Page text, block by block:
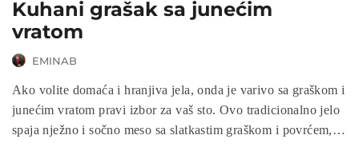
Kuhani grašak sa junećim
vratom
EMINAB
Ako volite domaća i hranjiva jela, onda je varivo sa graškom i
junećim vratom pravi izbor za vaš sto. Ovo tradicionalno jelo
spaja nježno i sočno meso sa slatkastim graškom i povrćem,